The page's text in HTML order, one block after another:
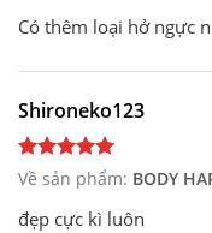
Có thêm loại hở ngực
Shironeko123
Về sản phẩm: BODY
đẹp cực kì luôn